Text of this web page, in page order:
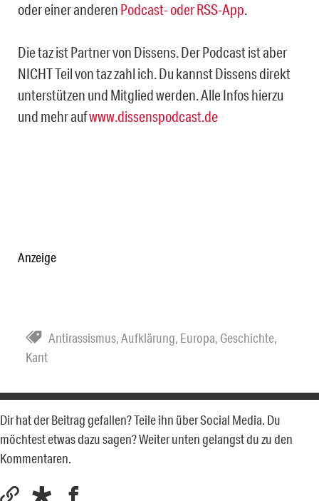
oder einer anderen Podcast- oder RSS-App.
Die taz ist Partner von Dissens. Der Podcast ist aber
NICHT Teil von taz zahl ich. Du kannst Dissens direkt
unterstützen und Mitglied werden. Alle Infos hierzu
und mehr aufwww.dissenspodcast.de
Anzeige
Antirassismus,Aufklärung, Europa, Geschichte,
Kant
Dir hat der Beitrag gefallen? Teile ihn über Social Media. Du
möchtest etwas dazu sagen? Weiter unten gelangst du zu den
Kommentaren.